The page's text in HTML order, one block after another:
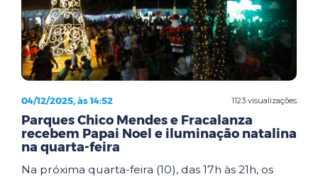
1123 visualizações
04/12/2025, às 14:52
Parques Chico Mendes e Fracalanza
recebem Papai Noel e iluminação natalina
na quarta-feira
Na próxima quarta-feira (10), das 17h às 21h, os